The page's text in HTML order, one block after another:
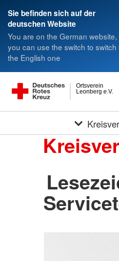
Sie befinden sich auf der
deutschen Website
You are on the German website,
you can use the switch to switch
the English one
Leonberg e.V.
Ortsverein